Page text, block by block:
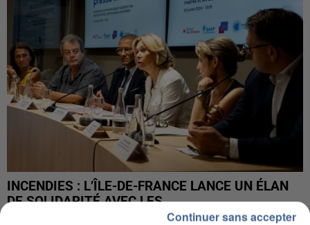
INCENDIES : L’ÎLE-DE-FRANCE LANCE UN ÉLAN
DE SOLIDARITÉ AVEC LES...
Continuer sans accepter